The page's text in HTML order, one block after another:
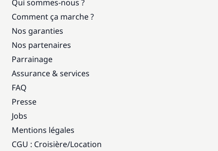
Qui sommes-nous ?
Comment ça marche ?
Nos garanties
Nos partenaires
Parrainage
Assurance & services
FAQ
Presse
Jobs
Mentions légales
CGU : Croisière/Location